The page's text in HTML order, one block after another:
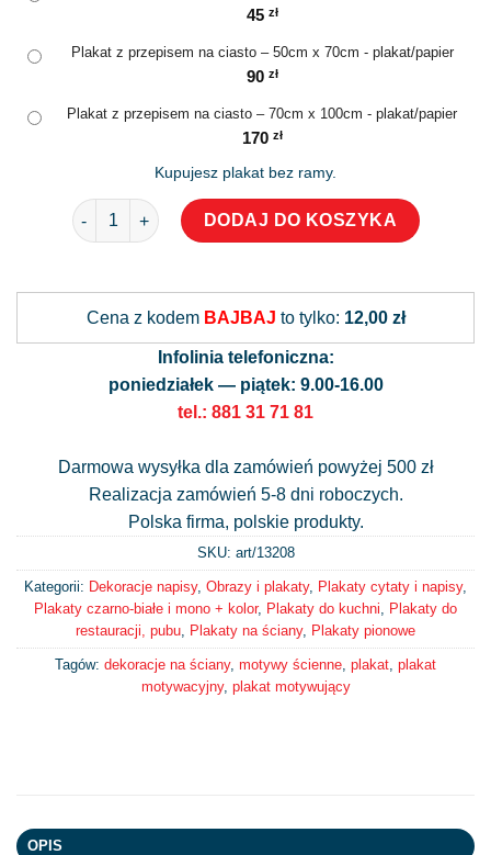
45 zł
Plakat z przepisem na ciasto – 50cm x 70cm - plakat/papier
90 zł
Plakat z przepisem na ciasto – 70cm x 100cm - plakat/papier
170 zł
Kupujesz plakat bez ramy.
ilość Plakat z przepisem na ciasto
DODAJ DO KOSZYKA
Cena z kodem BAJBAJ to tylko: 12,00 zł
Infolinia telefoniczna:
poniedziałek — piątek: 9.00-16.00
tel.: 881 31 71 81
Darmowa wysyłka dla zamówień powyżej 500 zł
Realizacja zamówień 5-8 dni roboczych.
Polska firma, polskie produkty.
SKU: art/13208
Kategorii: Dekoracje napisy, Obrazy i plakaty, Plakaty cytaty i napisy,
Plakaty czarno-białe i mono + kolor, Plakaty do kuchni
Plakaty do
restauracji, pubu
Plakaty na ściany, Plakaty pionowe
Tagów: dekoracje na ściany, motywy ścienne plakat plakat
motywacyjny, plakat motywujący
OPIS